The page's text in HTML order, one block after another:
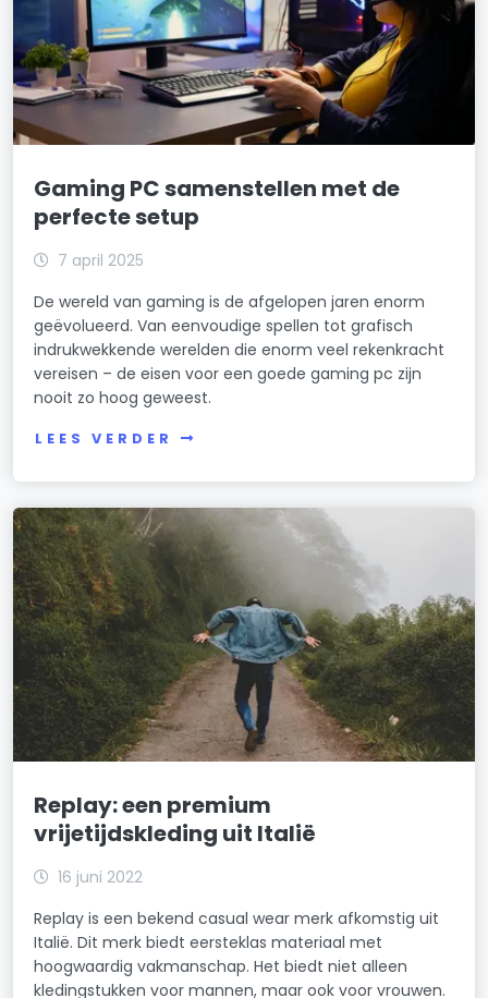
Gaming PC samenstellen met de
perfecte setup
7 april 2025
De wereld van gaming is de afgelopen jaren enorm
geëvolueerd. Van eenvoudige spellen tot grafisch
indrukwekkende werelden die enorm veel rekenkracht
vereisen – de eisen voor een goede gaming pc zijn
nooit zo hoog geweest.
LEES VERDER
Replay: een premium
vrijetijdskleding uit Italië
16 juni 2022
Replay is een bekend casual wear merk afkomstig uit
Italië. Dit merk biedt eersteklas materiaal met
hoogwaardig vakmanschap. Het biedt niet alleen
kledingstukken voor mannen, maar ook voor vrouwen.